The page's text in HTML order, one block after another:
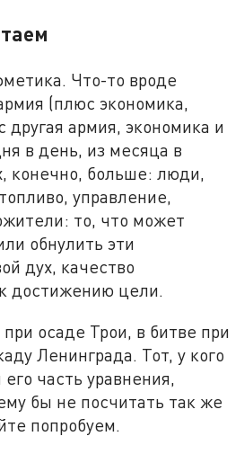
Что-то вроде
(плюс экономика,
армия, экономика и
в день, из месяца в
конечно, больше: люди,
управление,
то, что может
обнулить эти
дух, качество
достижению цели.
осаде Трои, в битве при
Ленинграда. Тот, у кого
часть уравнения,
бы не посчитать так же
попробуем.